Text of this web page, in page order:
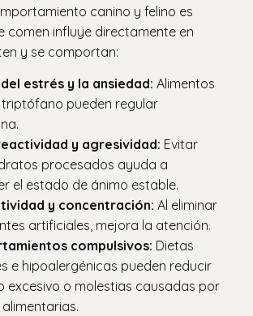
canino y felino es
comen influye directamente en
y se comportan:
estrés y la ansiedad: Alimentos
triptófano pueden regular
y agresividad: Evitar
procesados ayuda a
el estado de ánimo estable.
y concentración: Al eliminar
artificiales, mejora la atención.
compulsivos: Dietas
e hipoalergénicas pueden reducir
excesivo o molestias causadas por